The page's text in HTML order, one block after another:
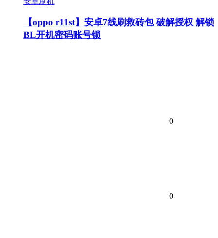
【oppo r11st】安卓7线刷救砖包 破解授权 解锁
BL开机密码账号锁
0
0